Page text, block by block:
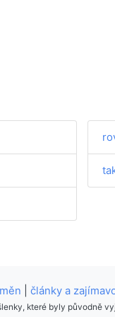
články a
které byly původně